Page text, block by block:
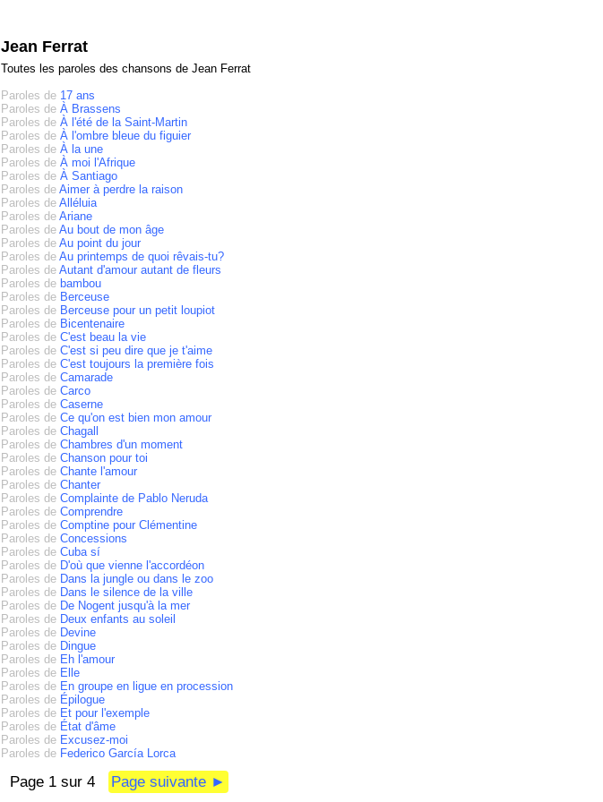
Jean Ferrat
Toutes les paroles des chansons de Jean Ferrat
Paroles de 17 ans
Paroles de À Brassens
Paroles de À l'été de la Saint-Martin
Paroles de À l'ombre bleue du figuier
Paroles de À la une
Paroles de À moi l'Afrique
Paroles de À Santiago
Paroles de Aimer à perdre la raison
Paroles de Alléluia
Paroles de Ariane
Paroles de Au bout de mon âge
Paroles de Au point du jour
Paroles de Au printemps de quoi rêvais-tu?
Paroles de Autant d'amour autant de fleurs
Paroles de bambou
Paroles de Berceuse
Paroles de Berceuse pour un petit loupiot
Paroles de Bicentenaire
Paroles de C'est beau la vie
Paroles de C'est si peu dire que je t'aime
Paroles de C'est toujours la première fois
Paroles de Camarade
Paroles de Carco
Paroles de Caserne
Paroles de Ce qu'on est bien mon amour
Paroles de Chagall
Paroles de Chambres d'un moment
Paroles de Chanson pour toi
Paroles de Chante l'amour
Paroles de Chanter
Paroles de Complainte de Pablo Neruda
Paroles de Comprendre
Paroles de Comptine pour Clémentine
Paroles de Concessions
Paroles de Cuba sí
Paroles de D'où que vienne l'accordéon
Paroles de Dans la jungle ou dans le zoo
Paroles de Dans le silence de la ville
Paroles de De Nogent jusqu'à la mer
Paroles de Deux enfants au soleil
Paroles de Devine
Paroles de Dingue
Paroles de Eh l'amour
Paroles de Elle
Paroles de En groupe en ligue en procession
Paroles de Épilogue
Paroles de Et pour l'exemple
Paroles de État d'âme
Paroles de Excusez-moi
Paroles de Federico García Lorca
Page 1 sur 4 Page suivante ►